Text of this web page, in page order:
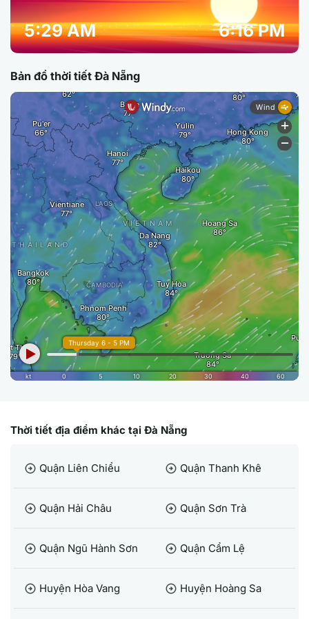
5:29 AM 6:16 PM
Bản đồ thời tiết Đà Nẵng
Thời tiết địa điểm khác tại Đà Nẵng
arrow_circle_right Quận Liên Chiểu arrow_circle_right Quận Thanh Khê
arrow_circle_right Quận Hải Châu arrow_circle_right Quận Sơn Trà
arrow_circle_right Quận Ngũ Hành Sơn arrow_circle_right Quận Cẩm Lệ
arrow_circle_right Huyện Hòa Vang arrow_circle_right Huyện Hoàng Sa